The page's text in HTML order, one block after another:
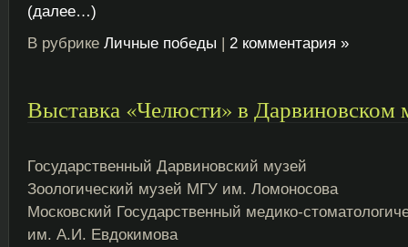
(далее…)
В рубрике Личные победы | 2 комментария »
Выставка «Челюсти» в Дарвиновском
Государственный Дарвиновский музей
Зоологический музей МГУ им. Ломоносова
Московский Государственный медико-
им. А.И. Евдокимова